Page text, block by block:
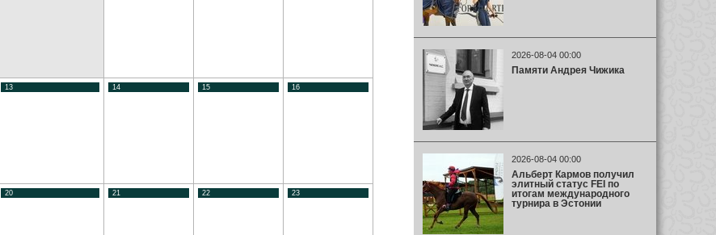
13 14 15 16
20 21 22 23
2026-08-04 00:00
Памяти Андрея Чижика
2026-08-04 00:00
Альберт Кармов получил
элитный статус FEI по
итогам международного
турнира в Эстонии